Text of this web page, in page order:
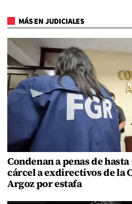
MÁS EN JUDICIALES
Condenan a penas de hasta
cárcel a exdirectivos de la
Argoz por estafa